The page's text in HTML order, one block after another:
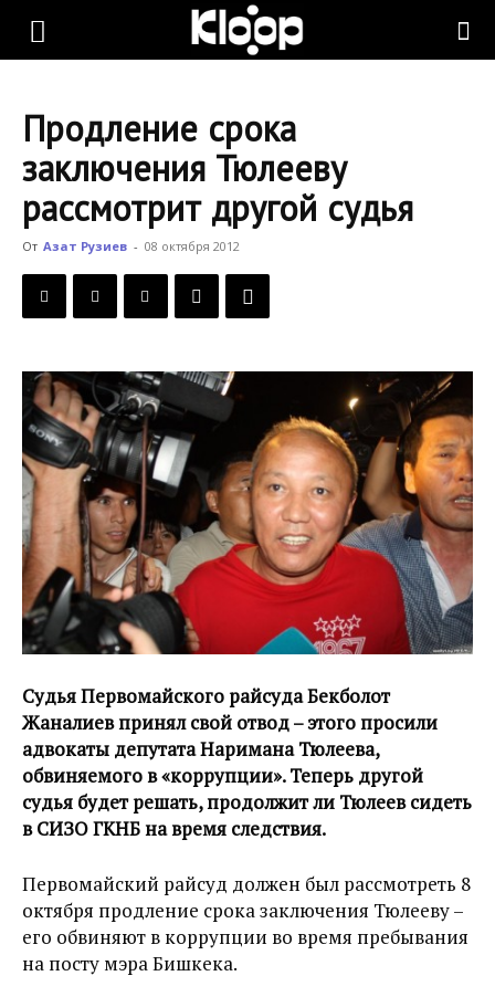
KLOOP.KG
Новости
Кыргызстана
Продление срока
заключения Тюлееву
рассмотрит другой судья
От Азат Рузиев - 08 октября 2012
Судья Первомайского райсуда Бекболот
Жаналиев принял свой отвод – этого просили
адвокаты депутата Наримана Тюлеева,
обвиняемого в «коррупции». Теперь другой
судья будет решать, продолжит ли Тюлеев сидеть
в СИЗО ГКНБ на время следствия.
Первомайский райсуд должен был рассмотреть 8
октября продление срока заключения Тюлееву –
его обвиняют в коррупции во время пребывания
на посту мэра Бишкека.